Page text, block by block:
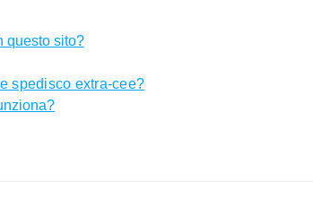
questo sito?
spedisco extra-cee?